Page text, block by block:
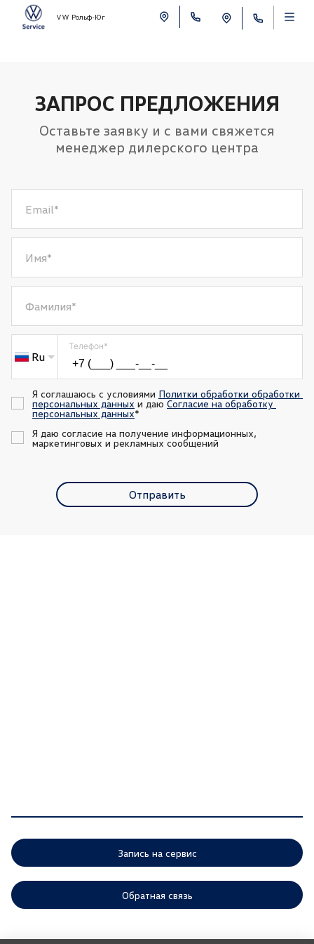
VW Рольф-Юг
ЗАПРОС ПРЕДЛОЖЕНИЯ
Оставьте заявку и с вами свяжется
менеджер дилерского центра
Email*
Имя*
Фамилия*
Ru
Телефон*
Я соглашаюсь с условиями Политки обработки обработки
персональных данных и даю Согласие на обработку
персональных данных*
Я даю согласие на получение информационных,
маркетинговых и рекламных сообщений
Отправить
Запись на сервис
Обратная связь